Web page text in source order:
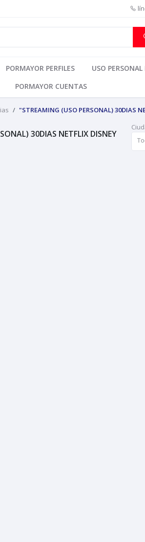
PORMAYOR PERFILES USO
PORMAYOR CUENTAS
"STREAMING (USO PERSONAL) 30DIAS
30DIAS NETFLIX DISNEY